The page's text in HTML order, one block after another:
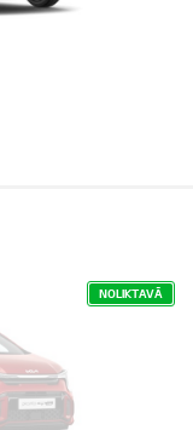
NOLIKTAVĀ